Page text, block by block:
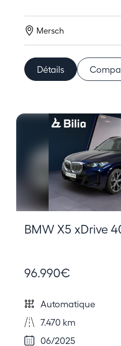
Mersch
Détails
BMW X5 xDrive
96.990€
Automatique
7.470 km
06/2025